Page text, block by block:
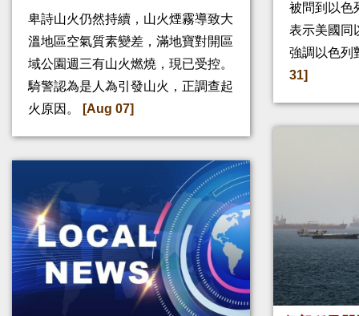
卑詩山火仍然持續，山火煙霧導致大
溫地區空氣質素變差，滿地寶對開區
域公園週三有山火燃燒，現已受控。
騎警認為是人為引發山火，正調查起
火原因。
[Aug 07]
被問到以色
表示美國同
強調以色列
31]